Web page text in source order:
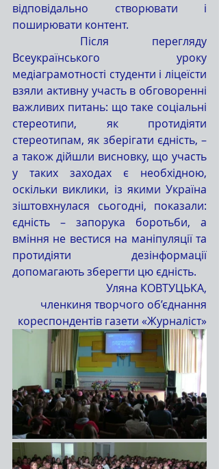
відповідально створювати і
поширювати контент.
Всеукраїнського уроку
медіаграмотності студенти і ліцеїсти
взяли активну участь в обговоренні
важливих питань: що таке соціальні
стереотипи, як протидіяти
стереотипам, як зберігати єдність, –
а також дійшли висновку, що участь
у таких заходах є необхідною,
оскільки виклики, із якими Україна
зіштовхнулася сьогодні, показали:
єдність – запорука боротьби, а
вміння не вестися на маніпуляції та
протидіяти дезінформації
допомагають зберегти цю єдність.
Уляна КОВТУЦЬКА,
членкиня творчого об’єднання
кореспондентів газети «Журналіст»